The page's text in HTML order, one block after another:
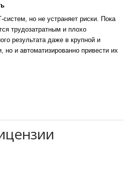
но не устраняет риски. Пока
трудозатратным и плохо
результата даже в крупной и
и автоматизированно привести их